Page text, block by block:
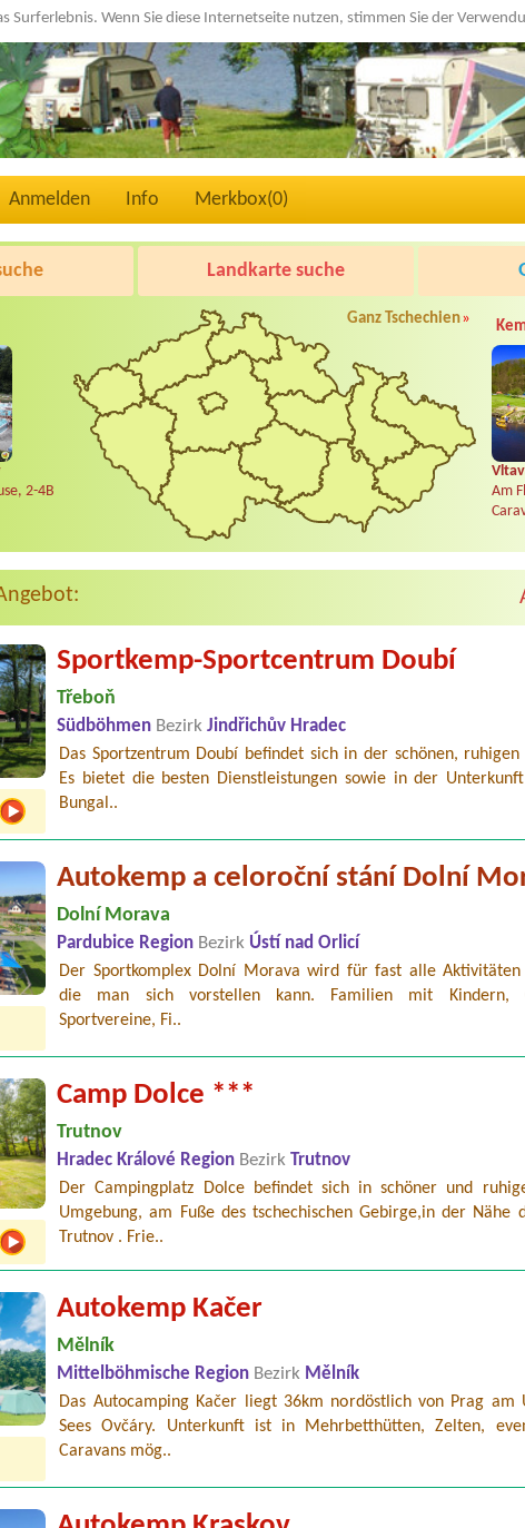
Surferlebnis. Wenn Sie diese Internetseite nutzen, stimmen Sie der
Anmelden Info Merkbox(0)
Landkarte suche
2-4B
Ganz Tschechien»
Am
Sportkemp-Sportcentrum Doubí
Třeboň
Südböhmen Bezirk Jindřichův Hradec
Das Sportzentrum Doubí befindet sich in der schönen, ruhigen
Es bietet die besten Dienstleistungen sowie in der
Bungal..
Autokemp a celoroční stání Dolní
Dolní Morava
Pardubice Region Bezirk Ústí nad Orlicí
Der Sportkomplex Dolní Morava wird für fast alle Aktivitäten
die man sich vorstellen kann. Familien mit Kindern,
Sportvereine, Fi..
Camp Dolce ***
Trutnov
Hradec Králové Region Bezirk Trutnov
Der Campingplatz Dolce befindet sich in schöner und
Umgebung, am Fuße des tschechischen Gebirge,in der Nähe
Trutnov . Frie..
Autokemp Kačer
Mělník
Mittelböhmische Region Bezirk Mělník
Das Autocamping Kačer liegt 36km nordöstlich von Prag am
Sees Ovčáry. Unterkunft ist in Mehrbetthütten, Zelten,
Caravans mög..